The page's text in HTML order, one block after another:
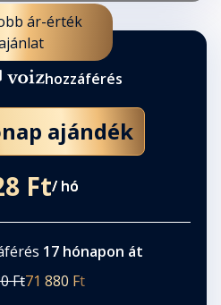
ár-érték
hozzáférés
ajándék
Ft/ hó
17 hónapon át
Ft71 880 Ft